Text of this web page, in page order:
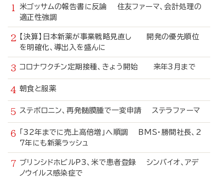
米ゴッサムの報告書に反論 住友ファーマ、会計処理の
適正性強調
【決算】日本新薬が事業戦略見直し 開発の優先順位
を明確化、導出入を盛んに
コロナワクチン定期接種、きょう開始 来年3月まで
朝食と服薬
ステボロニン、再発髄膜腫で一変申請 ステラファーマ
「32年までに売上高倍増」へ順調 BMS・勝間社長、2
7年にも新薬ラッシュ
ブリンシドホビルP3、米で患者登録 シンバイオ、アデ
ノウイルス感染症で